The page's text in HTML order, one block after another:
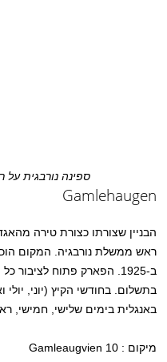
ספינה נורבגית על
Gamlehaugen
ראש ממשלת נורבגיה. המקום
בתשלום. בחודשי הקיץ (יוני,
באנגלית בימים שלישי, חמישי,
מיקום : Gamleaugvien 10